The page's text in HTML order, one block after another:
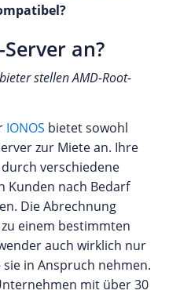
an?
stellen AMD-Root-
IONOS bietet sowohl
zur Miete an. Ihre
verschiedene
Kunden nach Bedarf
Die Abrechnung
einem bestimmten
auch wirklich nur
in Anspruch nehmen.
mit über 30